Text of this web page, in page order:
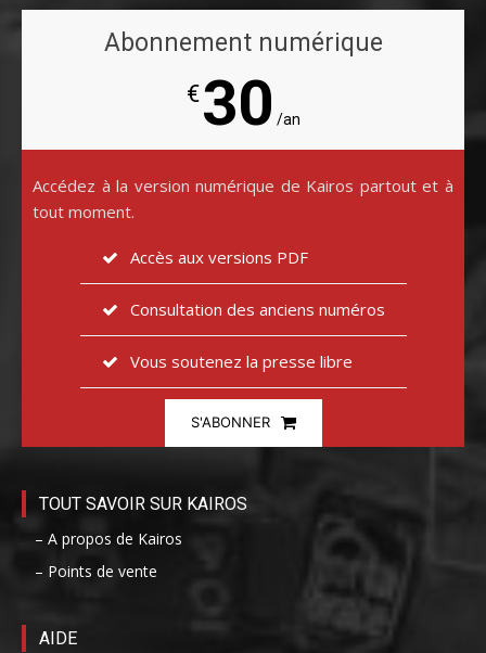
Abonnement numérique
€30 /an
Accédez à la version numérique de Kairos partout et à
tout moment.
Accès aux versions PDF
Consultation des anciens numéros
Vous soutenez la presse libre
S'ABONNER
TOUT SAVOIR SUR KAIROS
– A propos de Kairos
– Points de vente
AIDE